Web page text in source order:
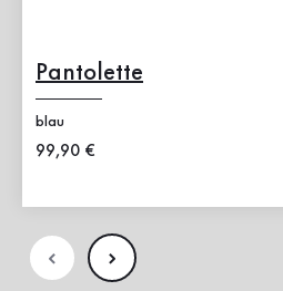
Pantolette
blau
Neuer Preis
99,90 €